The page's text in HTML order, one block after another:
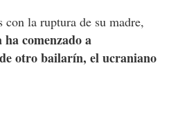
con la ruptura de su madre,
ha comenzado a
otro bailarín, el ucraniano